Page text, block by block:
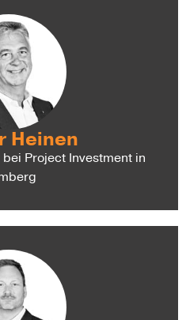
Heinen
Project Investment in